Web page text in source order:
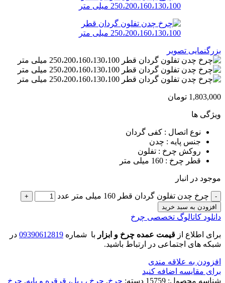
بزرگنمایی تصویر
1,803,000 تومان
ویژگی ها
نوع اتصال : کفی گردان
جنس پایه : چدن
روکش چرخ : تفلون
قطر چرخ : 160 میلی متر
موجود در انبار
چرخ چدن تفلون گردان قطر 160 میلی متر عدد
افزودن به سبد خرید
دانلود کاتالوگ تخصصی چرخ
برای اطلاع از قیمت عمده چرخ و ابزار با شماره 09390612819 در
شبکه های اجتماعی در ارتباط باشید.
افزودن به علاقه مندی
برای مقایسه اضافه کنید
شناسه محصول: 15759 دسته: چرخ, چرخ ، ریل، قرقره و پایه, چرخ